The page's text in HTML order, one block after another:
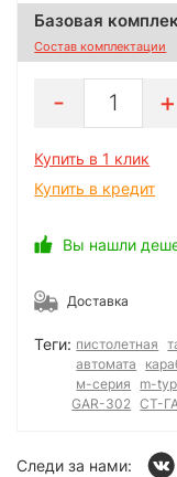
Базовая
Состав комплектации
1
Купить в 1 клик
Купить в кредит
Вы нашли
Доставка
Теги: пистолетная
автомата
м-серия
m-
GAR-302 СТ-
Следи за нами: